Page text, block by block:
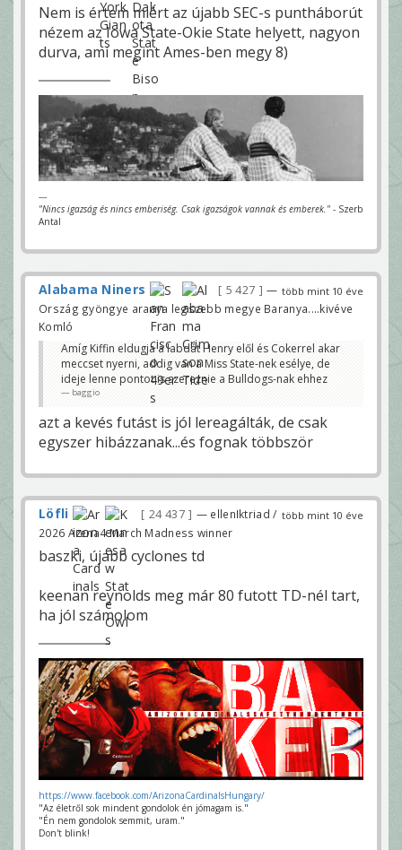
Nem is értem miért az újabb SEC-s puntháborút
nézem az Iowa State-Okie State helyett, nagyon
durva, ami megint Ames-ben megy 8)
---
"Nincs igazság és nincs emberiség. Csak igazságok vannak és emberek." - Szerb
Antal
több mint 10 éve
Alabama Niners 5 427
—
Ország gyöngye aranya legszebb megye Baranya....kivéve
Komló
Amíg Kiffin eldugja a labdát Henry elől és Cokerrel akar
meccset nyerni, addig van a Miss State-nek esélye, de
ideje lenne pontot is szereznie a Bulldogs-nak ehhez
baggio
azt a kevés futást is jól lereagálták, de csak
egyszer hibázzanak...és fognak többször
több mint 10 éve
Löfli 24 437
— ellenIktriad /
2026 Arena4 March Madness winner
baszki, újabb cyclones td
keenan reynolds meg már 80 futott TD-nél tart,
ha jól számolom
https://www.facebook.com/ArizonaCardinalsHungary/
"Az életről sok mindent gondolok én jómagam is."
"Én nem gondolok semmit, uram."
Don't blink!